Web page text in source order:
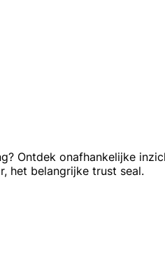
Ontdek onafhankelijke
het belangrijke trust seal.